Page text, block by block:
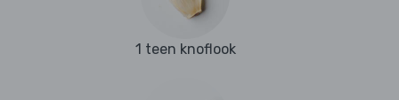
1 teen knoflook